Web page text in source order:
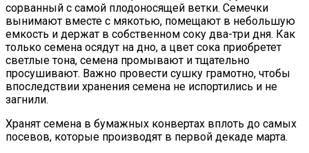
сорванный с самой плодоносящей ветки. Семечки
вынимают вместе с мякотью, помещают в небольшую
емкость и держат в собственном соку два-три дня. Как
только семена осядут на дно, а цвет сока приобретет
светлые тона, семена промывают и тщательно
просушивают. Важно провести сушку грамотно, чтобы
впоследствии хранения семена не испортились и не
загнили.
Хранят семена в бумажных конвертах вплоть до самых
посевов, которые производят в первой декаде марта.